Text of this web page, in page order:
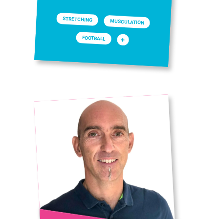
STRETCHING MUSCULATION
FOOTBALL +